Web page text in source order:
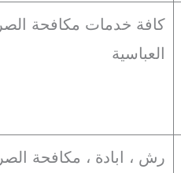
كافة خدمات مكافحة
العباسية
رش ، ابادة ، مكافحة